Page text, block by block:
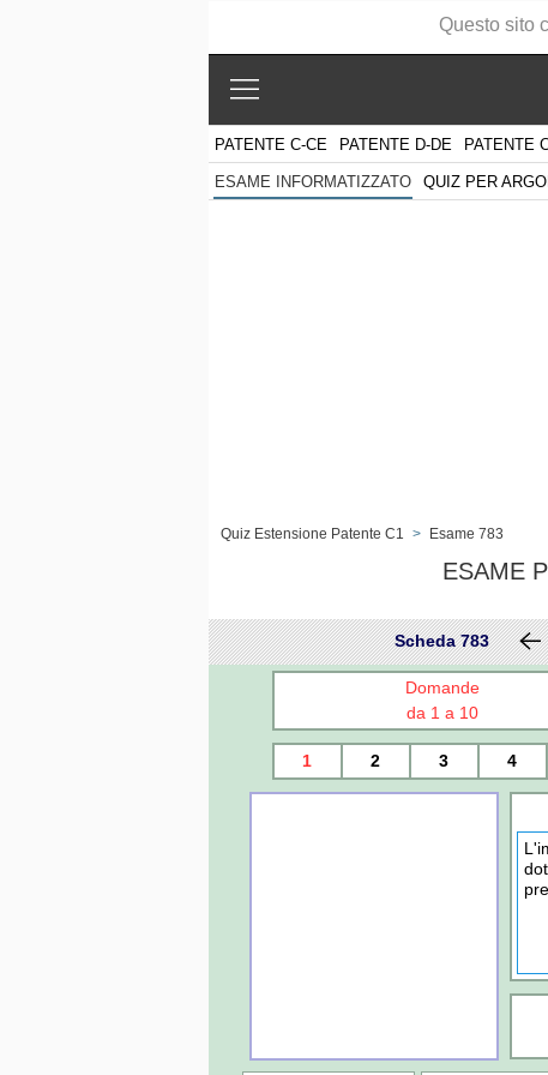
PATENTE C-CE PATENTE D-DE PATENTE
ESAME INFORMATIZZATO QUIZ PER
Quiz Estensione Patente C1 > Esame 783
ESAME
Scheda 783
Domande
da 1 a 10
1 2 3 4
Questo sito